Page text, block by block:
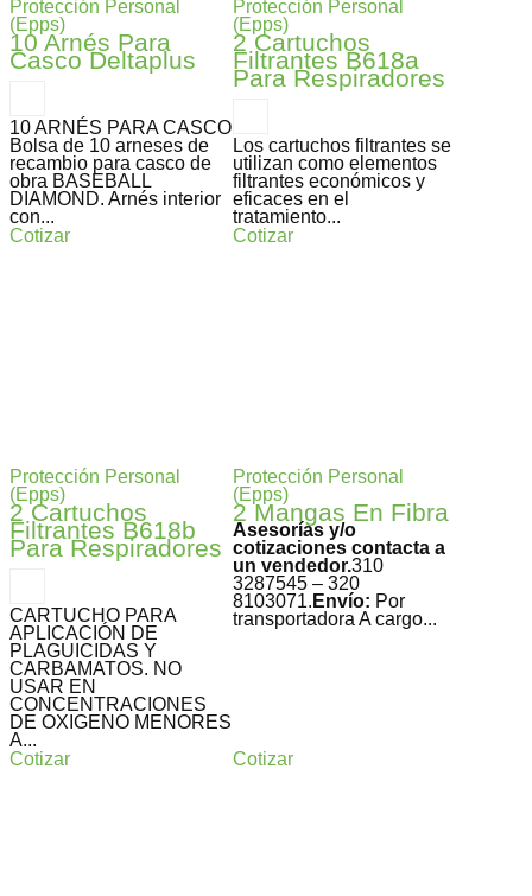
Protección Personal
(Epps)
10 Arnés Para
Casco Deltaplus
10 ARNÉS PARA CASCO
Bolsa de 10 arneses de
recambio para casco de
obra BASEBALL
DIAMOND. Arnés interior
con...
Cotizar
Protección Personal
(Epps)
2 Cartuchos
Filtrantes B618a
Para Respiradores
Los cartuchos filtrantes se
utilizan como elementos
filtrantes económicos y
eficaces en el
tratamiento...
Cotizar
Protección Personal
(Epps)
2 Cartuchos
Filtrantes B618b
Para Respiradores
CARTUCHO PARA
APLICACIÓN DE
PLAGUICIDAS Y
CARBAMATOS. NO
USAR EN
CONCENTRACIONES
DE OXIGENO MENORES
A...
Cotizar
Protección Personal
(Epps)
2 Mangas En Fibra
Asesorías y/o
cotizaciones contacta a
un vendedor.310
3287545 – 320
8103071. Envío: Por
transportadora A cargo...
Cotizar